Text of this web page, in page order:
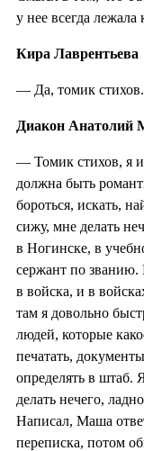
у нее всегда
Кира Лаврентьева
— Да, томик стихов.
Диакон Анатолий
— Томик стихов, я
должна быть
бороться, искать,
сижу, мне делать
в Ногинске, в
сержант по званию.
в войска, и в
там я довольно
людей, которые
печатать,
определять в
делать нечего,
Написал, Маша
переписка, потом